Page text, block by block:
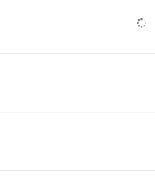
四工程局有限公
成立于1962年
国建筑股份有限
一一家总部驻穗